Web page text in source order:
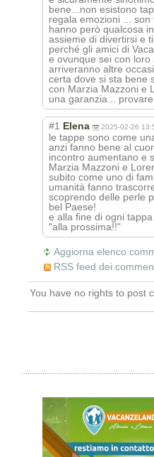
bene...non esistono
regala emozioni ...
hanno però qualcosa
assieme di divertirsi e
perché gli amici di
e ovunque sei con
arriveranno altre
certa dove si sta bene
con Marzia Mazzoni e
una garanzia...
#1 Elena 2025-02-26
le tappe sono come
anzi fanno bene al
incontro aumentano e
Marzia Mazzoni e
subito come uno di
umanità fanno
scoprendo delle perle
bel Paese!
e alla fine di ogni
"alla prossima!!"
Aggiorna elenco
RSS feed dei
You have no rights to post